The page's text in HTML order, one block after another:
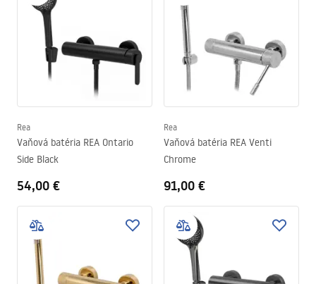
Rea
Vaňová batéria REA Ontario
Side Black
54,00 €
Rea
Vaňová batéria REA Venti
Chrome
91,00 €